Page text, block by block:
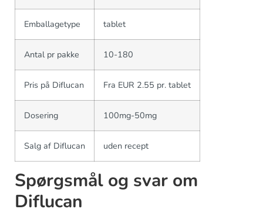
Emballagetype tablet
Antal pr pakke 10-180
Pris på Diflucan Fra EUR 2.55 pr. tablet
Dosering 100mg-50mg
Salg af Diflucan uden recept
Spørgsmål og svar om
Diflucan